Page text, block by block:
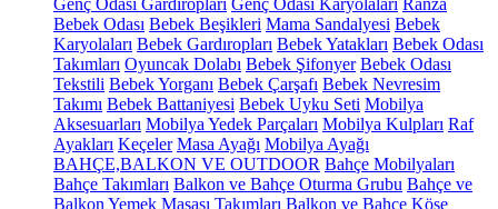
Genç Odası Gardıropları Genç Odası Karyolaları Ranza
Bebek Odası Bebek Beşikleri Mama Sandalyesi Bebek
Karyolaları Bebek Gardıropları Bebek Yatakları Bebek Odası
Takımları Oyuncak Dolabı Bebek Şifonyer Bebek Odası
Tekstili Bebek Yorganı Bebek Çarşafı Bebek Nevresim
Takımı Bebek Battaniyesi Bebek Uyku Seti Mobilya
Aksesuarları Mobilya Yedek Parçaları Mobilya Kulpları Raf
Ayakları Keçeler Masa Ayağı Mobilya Ayağı
BAHÇE,BALKON VE OUTDOOR Bahçe Mobilyaları
Bahçe Takımları Balkon ve Bahçe Oturma Grubu Bahçe ve
Balkon Yemek Masası Takımları Balkon ve Bahçe Köşe